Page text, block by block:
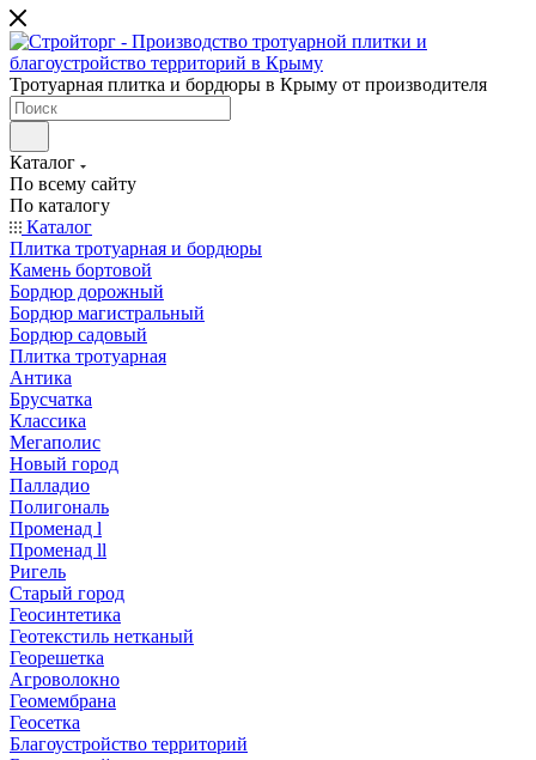
Тротуарная плитка и бордюры в Крыму от производителя
Каталог
По всему сайту
По каталогу
Каталог
Плитка тротуарная и бордюры
Камень бортовой
Бордюр дорожный
Бордюр магистральный
Бордюр садовый
Плитка тротуарная
Антика
Брусчатка
Классика
Мегаполис
Новый город
Палладио
Полигональ
Променад l
Променад ll
Ригель
Старый город
Геосинтетика
Геотекстиль нетканый
Георешетка
Агроволокно
Геомембрана
Геосетка
Благоустройство территорий